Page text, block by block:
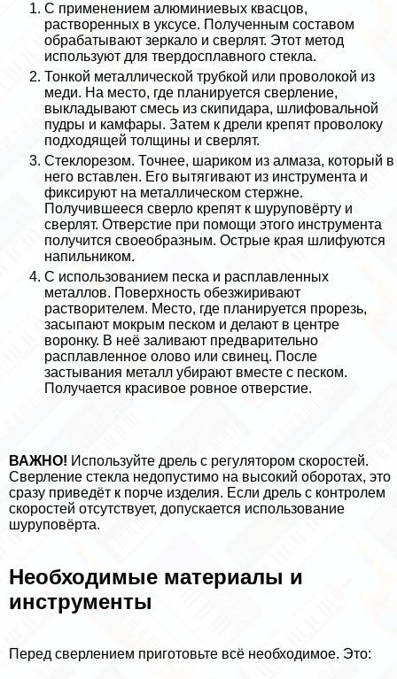
С применением алюминиевых квасцов,
растворенных в уксусе. Полученным составом
обpaбатывают зеркало и сверлят. Этот метод
используют для твердосплавного стекла.
Тонкой металлической трубкой или проволокой из
меди. На место, где планируется сверление,
выкладывают смесь из скипидapа, шлифовальной
пудры и камфары. Затем к дрели крепят проволоку
подходящей толщины и сверлят.
Стеклорезом. Точнее, шариком из алмаза, который в
него вставлен. Его вытягивают из инструмента и
фиксируют на металлическом стержне.
Получившееся сверло крепят к шуруповёрту и
сверлят. Отверстие при помощи этого инструмента
получится своеобразным. Острые края шлифуются
напильником.
С использованием песка и расплавленных
металлов. Поверхность обезжиривают
растворителем. Место, где планируется прорезь,
засыпают мокрым песком и делают в центре
воронку. В неё заливают предварительно
расплавленное олово или свинец. После
застывания металл убирают вместе с песком.
Получается красивое ровное отверстие.
ВАЖНО! Используйте дрель с регулятором скоростей.
Сверление стекла недопустимо на высокий оборотах, это
сразу приведёт к порче изделия. Если дрель с контролем
скоростей отсутствует, допускается использование
шуруповёрта.
Необходимые материалы и
инструменты
Перед сверлением приготовьте всё необходимое. Это: